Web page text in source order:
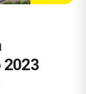
2023